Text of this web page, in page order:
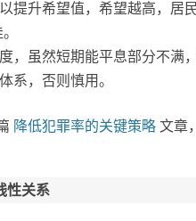
提升希望值，希望越高，居
，虽然短期能平息部分不满
系，否则慎用。
降低犯罪率的关键策略 文章
性关系